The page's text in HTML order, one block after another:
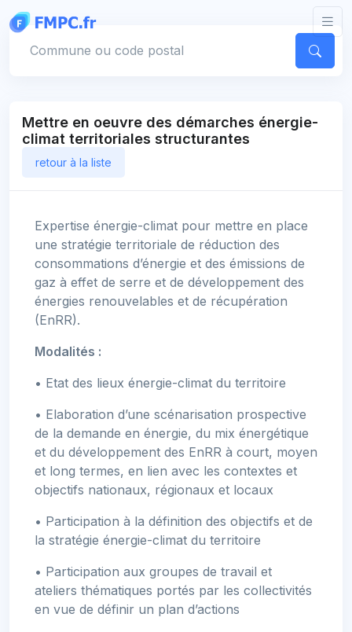
Mettre en oeuvre des démarches énergie-
climat territoriales structurantes
retour à la liste
Expertise énergie-climat pour mettre en place
une stratégie territoriale de réduction des
consommations d’énergie et des émissions de
gaz à effet de serre et de développement des
énergies renouvelables et de récupération
(EnRR).
Modalités :
• Etat des lieux énergie-climat du territoire
• Elaboration d’une scénarisation prospective
de la demande en énergie, du mix énergétique
et du développement des EnRR à court, moyen
et long termes, en lien avec les contextes et
objectifs nationaux, régionaux et locaux
• Participation à la définition des objectifs et de
la stratégie énergie-climat du territoire
• Participation aux groupes de travail et
ateliers thématiques portés par les collectivités
en vue de définir un plan d’actions
Panneau de gestion des cookies